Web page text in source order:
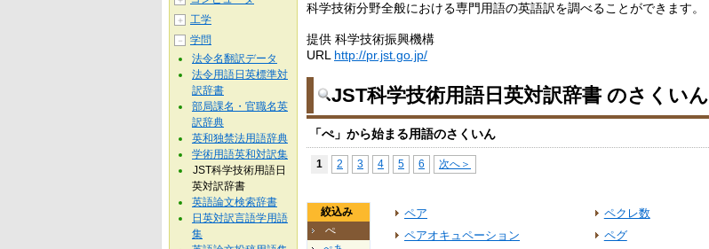
科学技術分野全般における専門用語の英語訳を調べることができます。
提供 科学技術振興機構
URL http://pr.jst.go.jp/
JST科学技術用語日英対訳辞書 のさくいん
「ぺ」から始まる用語のさくいん
1 2 3 4 5 6 次へ＞
絞込み
ぺ
ペア
ペアオキュペーション
ペクレ数
ペグ
＋ 工学
－
学問
法令名翻訳データ
法令用語日英標準対
訳辞書
部局課名・官職名英
訳辞典
英和独禁法用語辞典
学術用語英和対訳集
JST科学技術用語日
英対訳辞書
英語論文検索辞書
日英対訳言語学用語
集